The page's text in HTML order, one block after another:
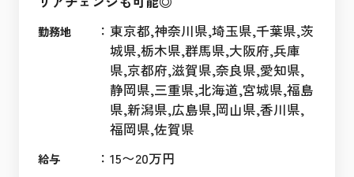
勤務地 ： 東京都,神奈川県,埼玉県,千葉県,茨
城県,栃木県,群馬県,大阪府,兵庫
県,京都府,滋賀県,奈良県,愛知県,
静岡県,三重県,北海道,宮城県,福島
県,新潟県,広島県,岡山県,香川県,
福岡県,佐賀県
給与 ： 15〜20万円